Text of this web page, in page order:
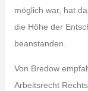
möglich war, hat
die Höhe der
beanstanden.
Von Bredow
Arbeitsrecht